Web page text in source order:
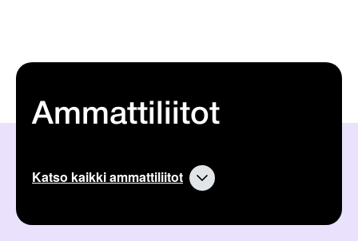
Ammattiliitot
Katso kaikki ammattiliitot